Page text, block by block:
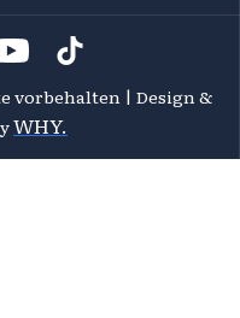
vorbehalten | Design &
WHY.